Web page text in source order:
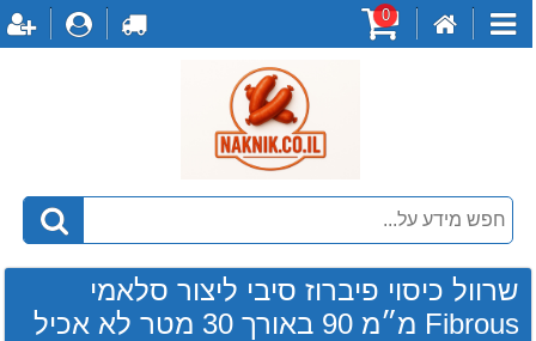
קטגוריות
0
לקופה
שרוול כיסוי פיברוז סיבי ליצור סלאמי
Fibrous מ״מ 90 באורך 30 מטר לא אכיל